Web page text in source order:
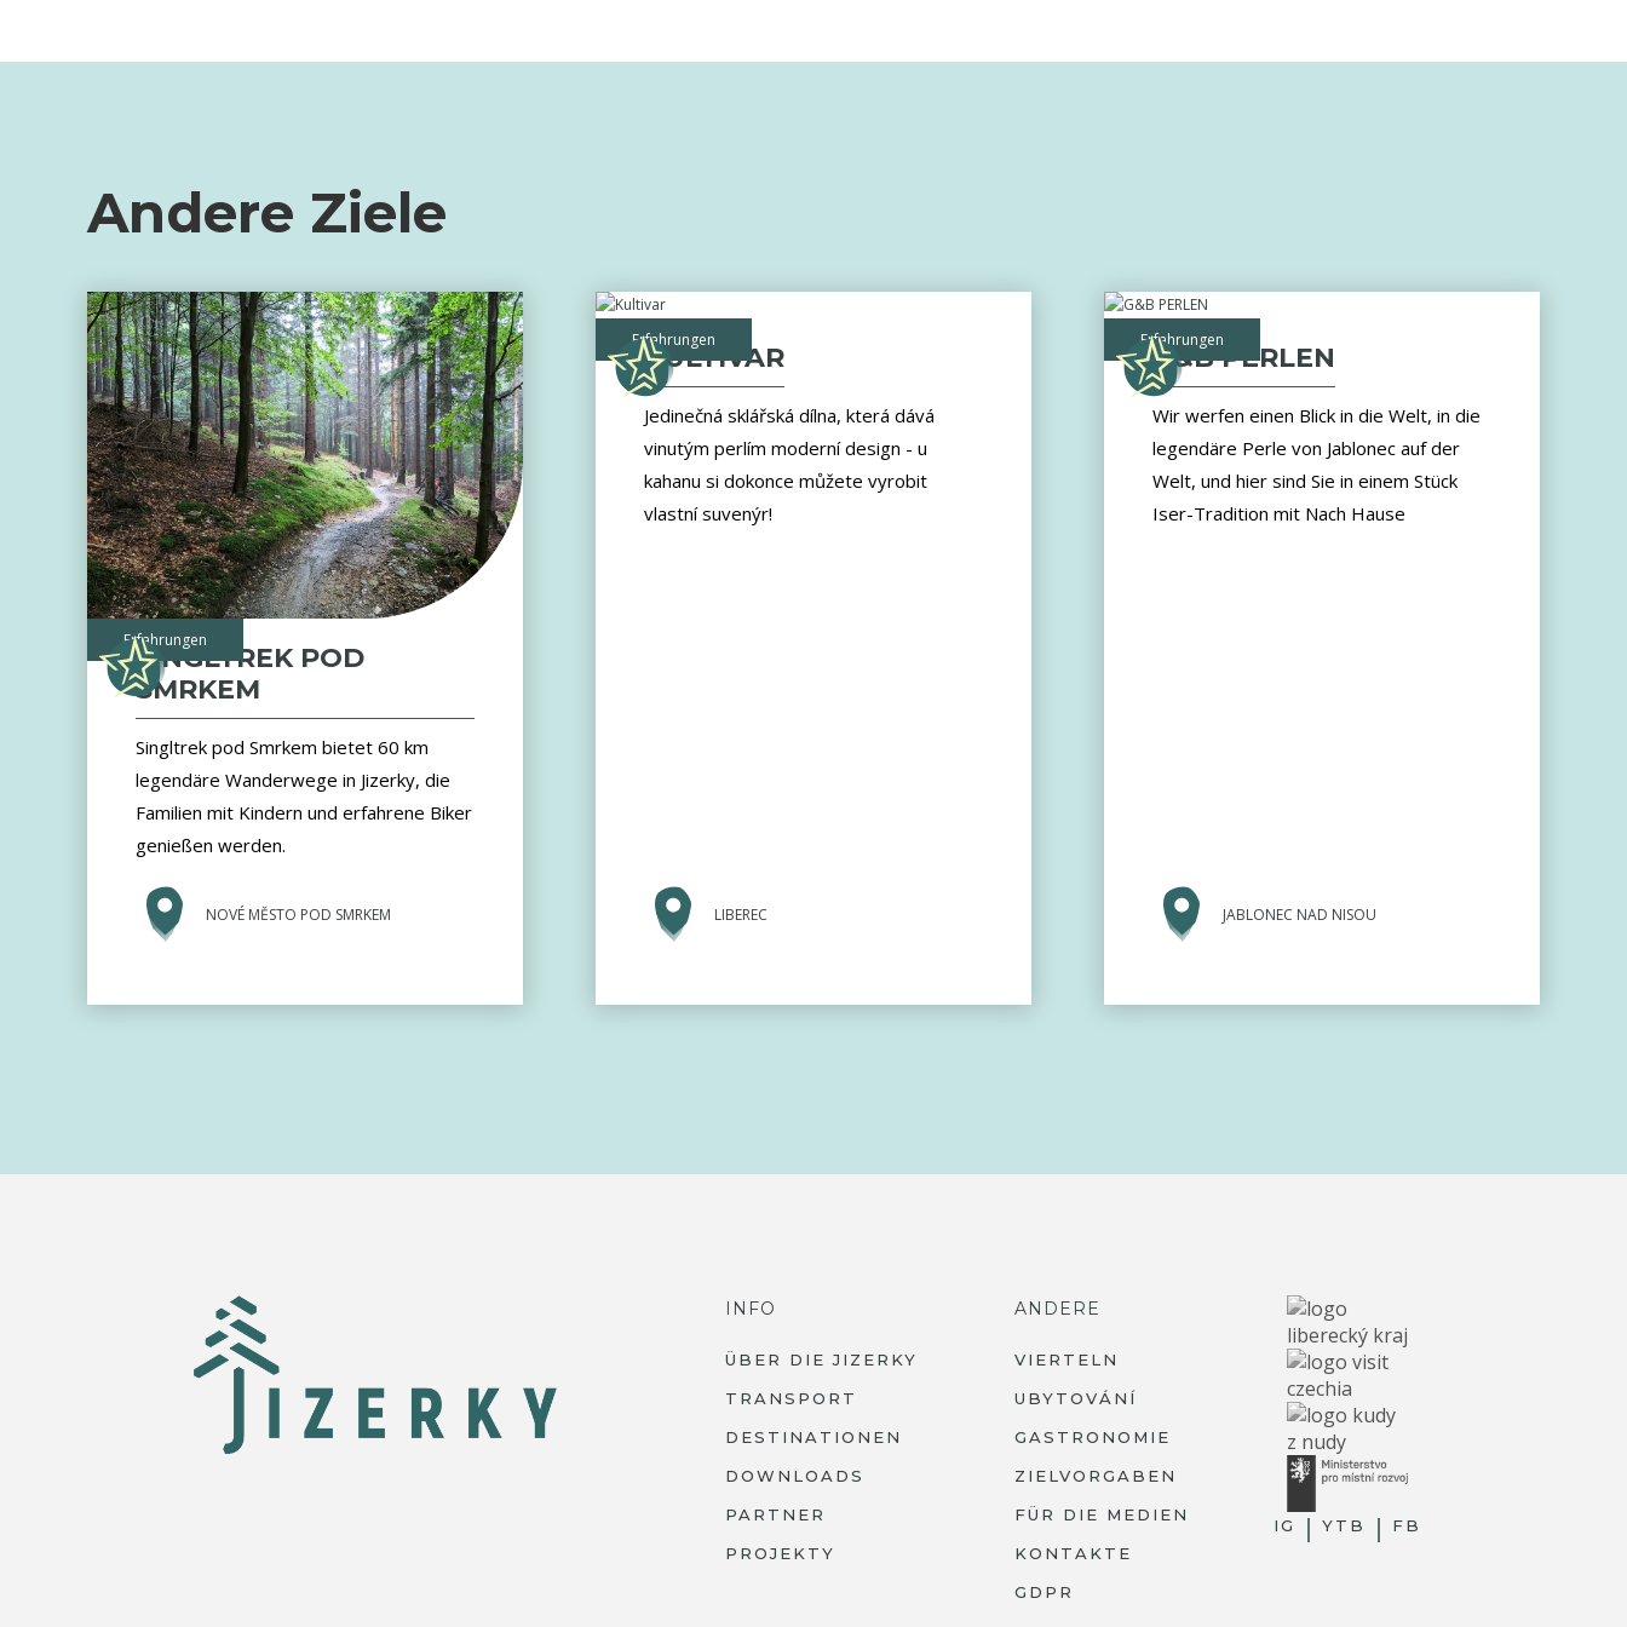
Andere Ziele
Erfahrungen
SINGLTREK POD
SMRKEM
Singltrek pod Smrkem bietet 60 km
legendäre Wanderwege in Jizerky, die
Familien mit Kindern und erfahrene Biker
genießen werden.
NOVÉ MĚSTO POD SMRKEM
Erfahrungen
KULTIVAR
Jedinečná sklářská dílna, která dává
vinutým perlím moderní design - u
kahanu si dokonce můžete vyrobit
vlastní suvenýr!
LIBEREC
Erfahrungen
G&B PERLEN
Wir werfen einen Blick in die Welt, in die
legendäre Perle von Jablonec auf der
Welt, und hier sind Sie in einem Stück
Iser-Tradition mit Nach Hause
JABLONEC NAD NISOU
INFO
ÜBER DIE JIZERKY
TRANSPORT
DESTINATIONEN
DOWNLOADS
PARTNER
PROJEKTY
ANDERE
VIERTELN
UBYTOVÁNÍ
GASTRONOMIE
ZIELVORGABEN
FÜR DIE MEDIEN
KONTAKTE
GDPR
IG YTB FB